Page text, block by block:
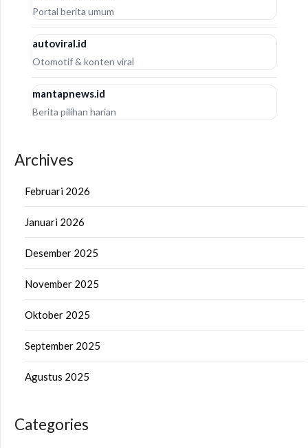
Portal berita umum
autoviral.id
Otomotif & konten viral
mantapnews.id
Berita pilihan harian
Archives
Februari 2026
Januari 2026
Desember 2025
November 2025
Oktober 2025
September 2025
Agustus 2025
Categories